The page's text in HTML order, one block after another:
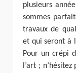
plusieurs
sommes
travaux de
et qui seront à
Pour un crépi
l’art ;